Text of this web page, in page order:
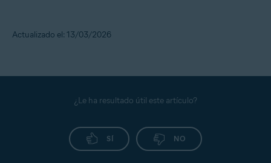
Actualizado el: 13/03/2026
¿Le ha resultado útil este artículo?
SÍ NO